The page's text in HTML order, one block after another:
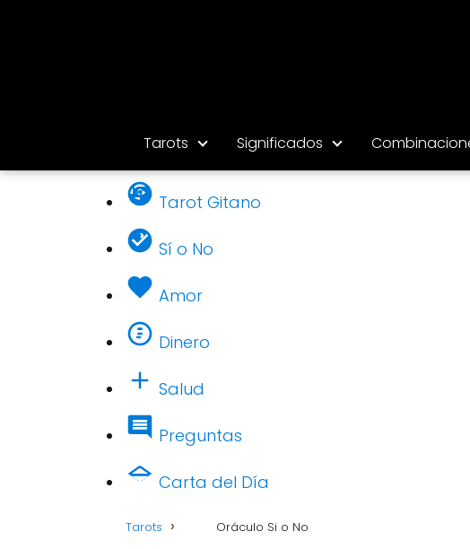
Tarots Significados
Tarot Gitano
Sí o No
Amor
Dinero
Salud
Preguntas
Carta del Día
Tarots Oráculo Si o No